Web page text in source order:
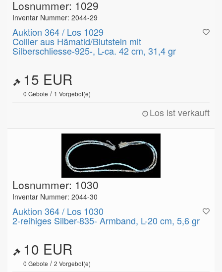
Losnummer: 1029
Inventar Nummer: 2044-29
Auktion 364 / Los 1029
Collier aus Hämatid/Blutstein mit
Silberschliesse-925-, L-ca. 42 cm, 31,4 gr
15 EUR
0 Gebote / 1 Vorgebot(e)
Los ist verkauft
Losnummer: 1030
Inventar Nummer: 2044-30
Auktion 364 / Los 1030
2-reihiges Silber-835- Armband, L-20 cm, 5,6 gr
10 EUR
0 Gebote / 2 Vorgebot(e)